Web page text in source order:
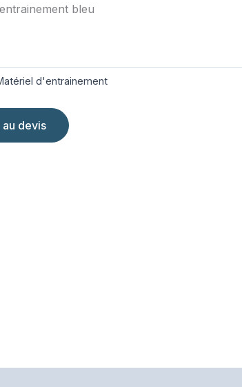
bleu
d'entrainement
devis